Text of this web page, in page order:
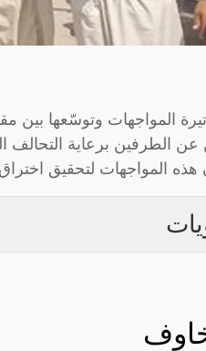
المواجهات وتوسّعها بين
عن الطرفين برعاية
هذه المواجهات لتحقيق